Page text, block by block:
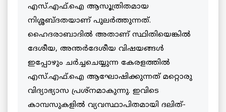
എസ്.എഫ്.ഐ ആസൂത്രിതമായ
നിശ്ശബ്ദതയാണ് പുലര്‍ത്തുന്നത്.
ഹൈദരാബാദില്‍ അതാണ് സ്ഥിതിയെങ്കില്‍
ദേശീയ, അന്തര്‍ദേശീയ വിഷയങ്ങള്‍
ഇപ്പോഴും ചര്‍ച്ചചെയ്യുന്ന കേരളത്തില്‍
എസ്.എഫ്.ഐ ആഘോഷിക്കുന്നത് മറ്റൊരു
വിദ്യാഭ്യാസ പ്രശ്നമാകുന്നു. ഇവിടെ
കാമ്പസുകളില്‍ വ്യവസ്ഥാപിതമായി ദലിത്-